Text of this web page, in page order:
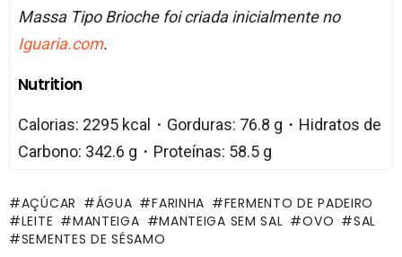
Massa Tipo Brioche foi criada inicialmente no
Iguaria.com.
Nutrition
Calorias: 2295 kcal・Gorduras: 76.8 g・Hidratos de
Carbono: 342.6 g・Proteínas: 58.5 g
AÇÚCAR ÁGUA FARINHA
FERMENTO DE PADEIRO
LEITE
MANTEIGA MANTEIGA SEM SAL OVO
SAL
SEMENTES DE SÉSAMO